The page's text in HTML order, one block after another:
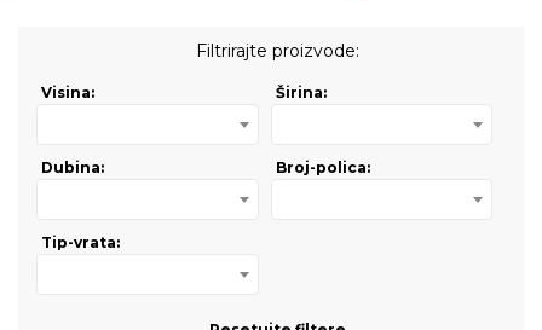
Filtrirajte proizvode:
Visina: Širina:
Dubina: Broj-polica:
Tip-vrata: